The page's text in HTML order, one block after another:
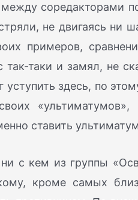
соредакторами
не двигаясь ни
примеров,
так-таки и замял, не
здесь, по
ставить
с кем из группы
кроме самых